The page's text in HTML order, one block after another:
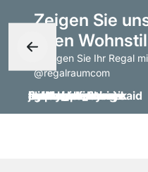
Zeigen Sie
Ihren Wohnstil
- taggen Sie Ihr Regal
@regalraumcom